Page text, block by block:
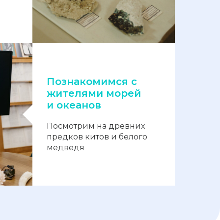
Познакомимся с
жителями морей
и океанов
Посмотрим на древних
предков китов и белого
медведя